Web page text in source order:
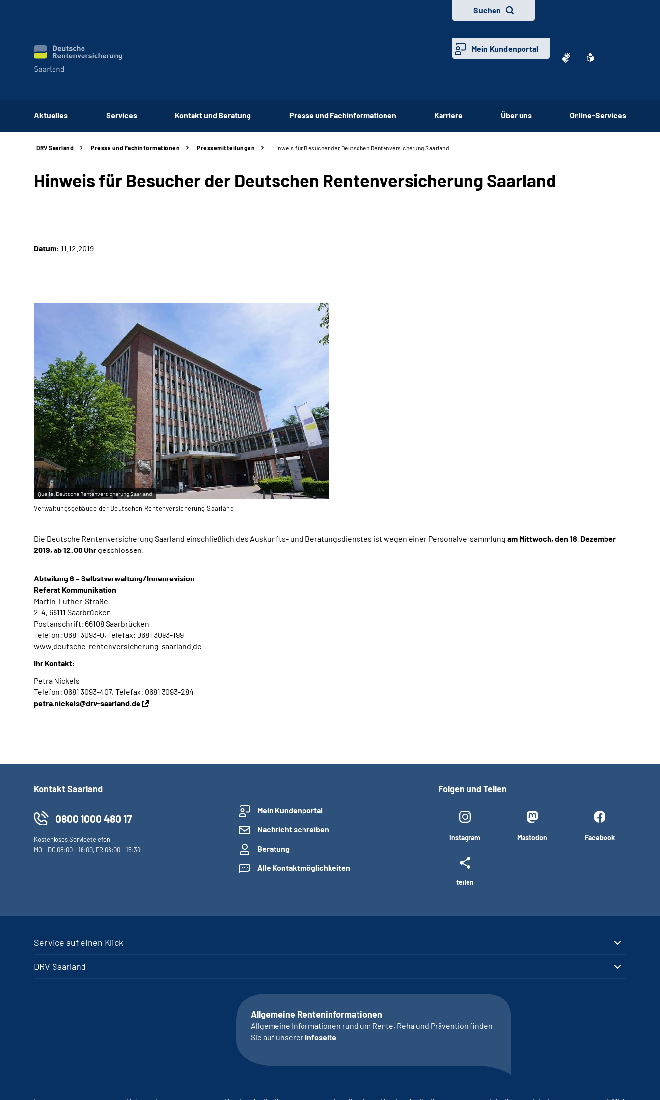
Suchen
Mein Kundenportal
Aktuelles Services Kontakt und Beratung Presse und Fachinformationen Karriere Über uns Online-Services
DRV Saarland Presse und Fachinformationen Pressemitteilungen Hinweis für Besucher der Deutschen Rentenversicherung Saarland
Hinweis für Besucher der Deutschen Rentenversicherung Saarland
Datum: 11.12.2019
Quelle: Deutsche Rentenversicherung Saarland
Verwaltungsgebäude der Deutschen Rentenversicherung Saarland
Die Deutsche Rentenversicherung Saarland einschließlich des Auskunfts- und Beratungsdienstes ist wegen einer Personalversammlung am Mittwoch, den 18. Dezember
2019, ab 12:00 Uhr geschlossen.
Abteilung 6 – Selbstverwaltung/Innenrevision
Referat Kommunikation
Martin-Luther-Straße
2-4, 66111 Saarbrücken
Postanschrift: 66108 Saarbrücken
Telefon: 0681 3093-0, Telefax: 0681 3093-199
www.deutsche-rentenversicherung-saarland.de
Ihr Kontakt:
Petra Nickels
Telefon: 0681 3093-407, Telefax: 0681 3093-284
petra.nickels@drv-saarland.de
Kontakt Saarland
0800 1000 480 17
Kostenloses Servicetelefon
MO- DO 08:00 - 16:00, FR 08:00 - 15:30
Mein Kundenportal
Nachricht schreiben
Beratung
Alle Kontaktmöglichkeiten
Folgen und Teilen
Instagram Mastodon Facebook
teilen
Service auf einen Klick
DRV Saarland
Allgemeine Renteninformationen
Allgemeine Informationen rund um Rente, Reha und Prävention finden
Sie auf unserer Infoseite